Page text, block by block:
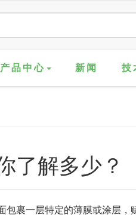
产品中心 新闻 技
了解多少？
包裹一层特定的薄膜或涂层